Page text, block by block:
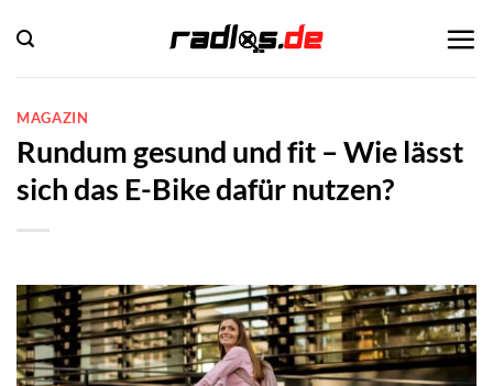
Inhalt
springen
MAGAZIN
Rundum gesund und fit – Wie lässt
sich das E-Bike dafür nutzen?